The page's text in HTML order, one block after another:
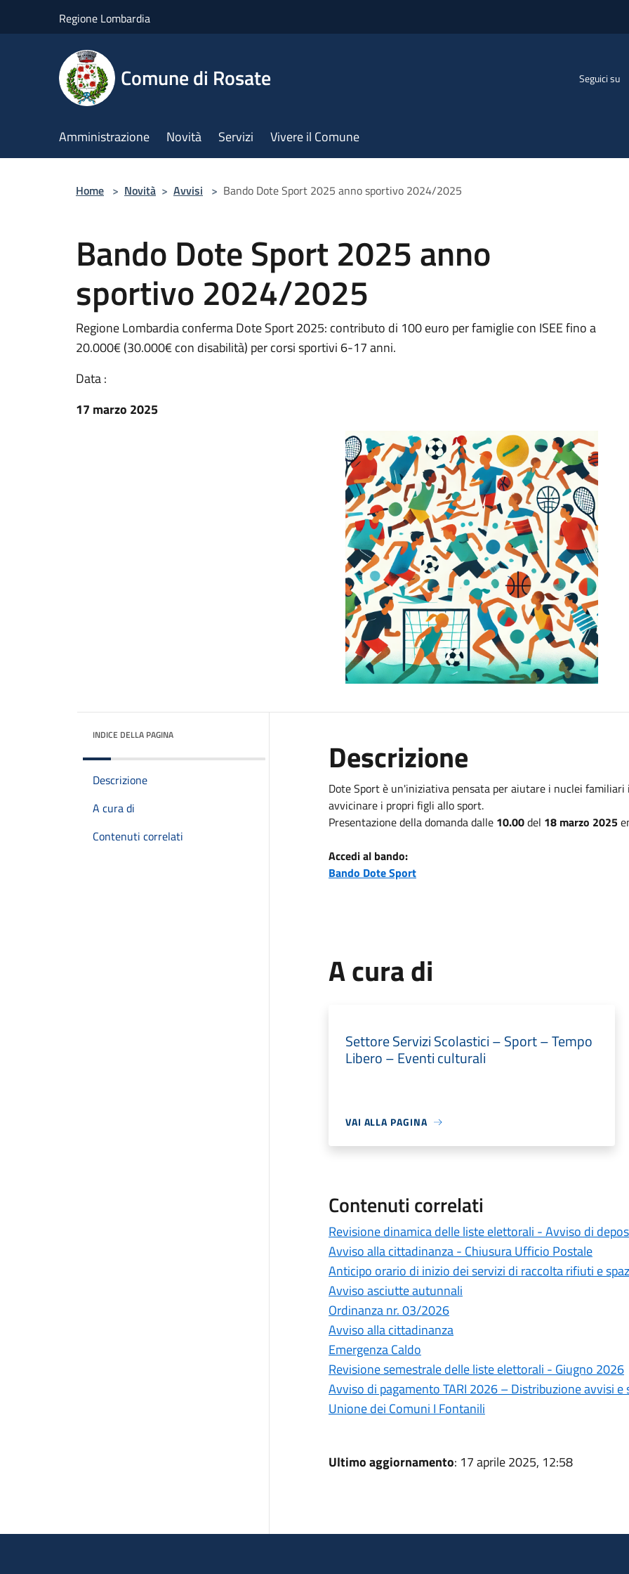
Regione Lombardia
Comune di Rosate Seguici su
Amministrazione Novità Servizi Vivere il Comune
Home > Novità > Avvisi > Bando Dote Sport 2025 anno sportivo 2024/2025
Bando Dote Sport 2025 anno
sportivo 2024/2025
Regione Lombardia conferma Dote Sport 2025: contributo di 100 euro per famiglie con ISEE fino a
20.000€ (30.000€ con disabilità) per corsi sportivi 6-17 anni.
Data :
17 marzo 2025
INDICE DELLA PAGINA
Descrizione
A cura di
Contenuti correlati
Descrizione
Dote Sport è un'iniziativa pensata per aiutare i nuclei
avvicinare i propri figli allo sport.
Presentazione della domanda dalle10.00del 18 marzo 2025
Accedi al bando:
Bando Dote Sport
A cura di
Settore Servizi Scolastici – Sport – Tempo
Libero – Eventi culturali
VAI ALLA PAGINA
Contenuti correlati
Revisione dinamica delle liste elettorali - Avviso di
Avviso alla cittadinanza - Chiusura Ufficio Postale
Anticipo orario di inizio dei servizi di raccolta rifiuti e
Avviso asciutte autunnali
Ordinanza nr. 03/2026
Avviso alla cittadinanza
Emergenza Caldo
Revisione semestrale delle liste elettorali - Giugno 2026
Avviso di pagamento TARI 2026 – Distribuzione avvisi e
Unione dei Comuni I Fontanili
Ultimo aggiornamento: 17 aprile 2025, 12:58